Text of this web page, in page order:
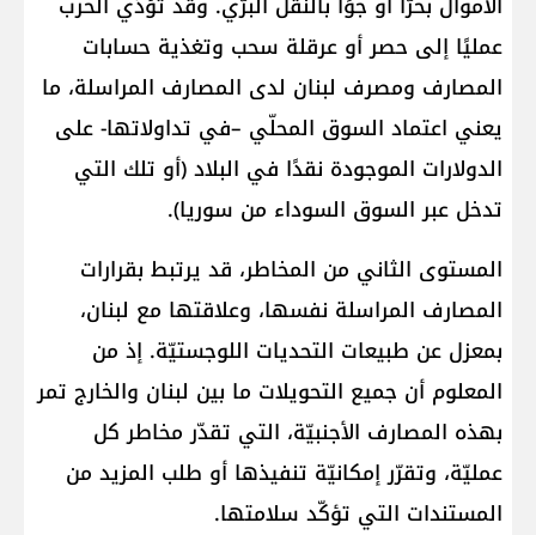
عمليًا إلى حصر أو عرقلة سحب وتغذية حسابات
المصارف ومصرف لبنان لدى المصارف المراسلة، ما
يعني اعتماد السوق المحلّي –في تداولاتها- على
الدولارات الموجودة نقدًا في البلاد (أو تلك التي
تدخل عبر السوق السوداء من سوريا).
المستوى الثاني من المخاطر، قد يرتبط بقرارات
المصارف المراسلة نفسها، وعلاقتها مع لبنان،
بمعزل عن طبيعات التحديات اللوجستيّة. إذ من
المعلوم أن جميع التحويلات ما بين لبنان والخارج تمر
بهذه المصارف الأجنبيّة، التي تقدّر مخاطر كل
عمليّة، وتقرّر إمكانيّة تنفيذها أو طلب المزيد من
المستندات التي تؤكّد سلامتها.